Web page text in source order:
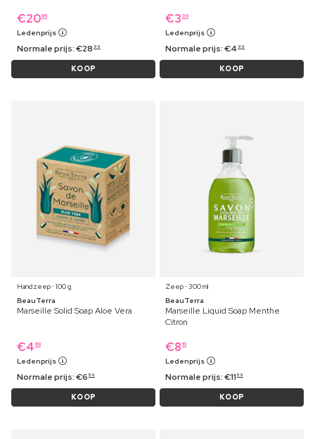
€2069
Ledenprijs
Normale prijs:€28 99
KOOP
€3 39
Ledenprijs
Normale prijs:€4 99
KOOP
Handzeep ⋅ 100 g
BeauTerra
Marseille Solid Soap Aloe Vera
€4 69
Ledenprijs
Normale prijs:€6 59
KOOP
Zeep ⋅ 300 ml
BeauTerra
Marseille Liquid Soap Menthe
Citron
€8 19
Ledenprijs
Normale prijs:€11 59
KOOP